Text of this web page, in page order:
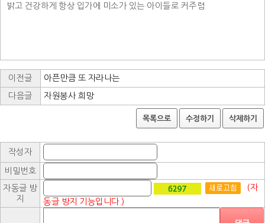
밝고 건강하게 항상 입가에 미소가 있는 아이들로 커주렴
이전글 아픈만큼 또 자라나는
다음글 자원봉사 희망
목록으로 수정하기 삭제하기
작성자
비밀번호
자동글 방
지
(자
동글 방지 기능입니다.)